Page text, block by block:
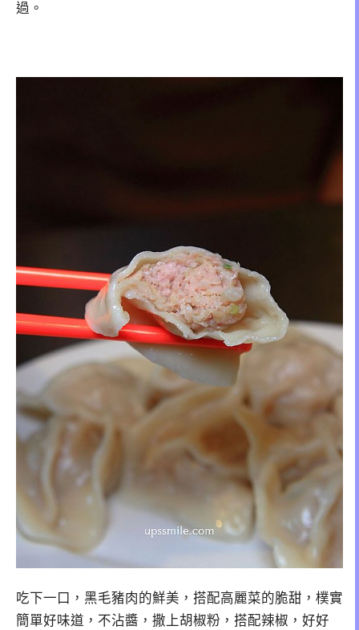
過。
吃下一口，黑毛豬肉的鮮美，搭配高麗菜的脆甜，樸實
簡單好味道，不沾醬，撒上胡椒粉，搭配辣椒，好好